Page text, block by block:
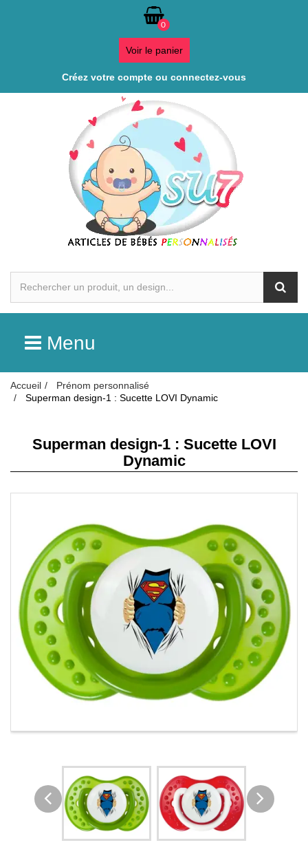
0
Voir le panier
Créez votre compte ou connectez-vous
Menu
Accueil
Prénom personnalisé
Superman design-1 : Sucette LOVI Dynamic
Superman design-1 : Sucette LOVI
Dynamic